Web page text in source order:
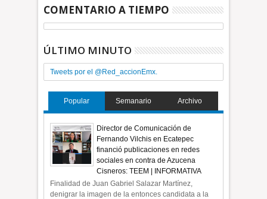
COMENTARIO A TIEMPO
ÚLTIMO MINUTO
Tweets por el @Red_accionEmx.
Popular Semanario Archivo
Director de Comunicación de
Fernando Vilchis en Ecatepec
financió publicaciones en redes
sociales en contra de Azucena
Cisneros: TEEM | INFORMATIVA
Finalidad de Juan Gabriel Salazar Martínez,
denigrar la imagen de la entonces candidata a la